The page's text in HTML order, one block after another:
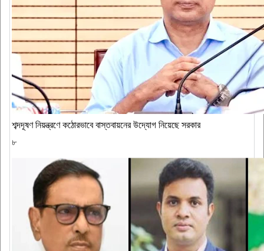
শব্দদূষণ নিয়ন্ত্রণে কঠোরভাবে বাস্তবায়নের উদ্যোগ নিয়েছে সরকার
৮